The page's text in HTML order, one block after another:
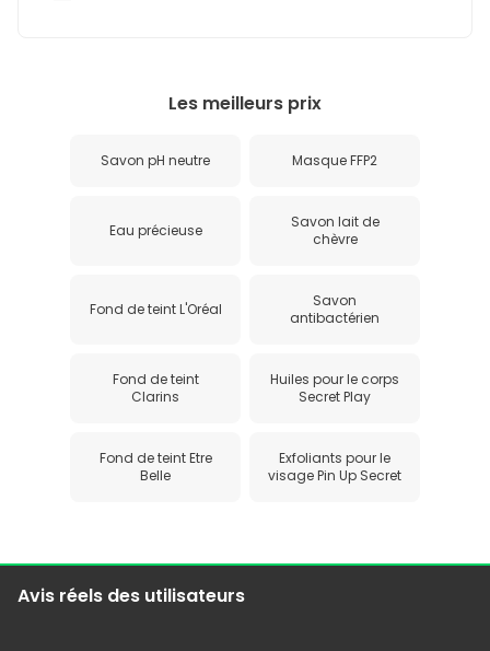
Les meilleurs prix
Savon pH neutre Masque FFP2
Eau précieuse
Savon lait de
chèvre
Fond de teint L'Oréal
Savon
antibactérien
Fond de teint
Clarins
Huiles pour le corps
Secret Play
Fond de teint Etre
Belle
Exfoliants pour le
visage Pin Up Secret
Avis réels des utilisateurs